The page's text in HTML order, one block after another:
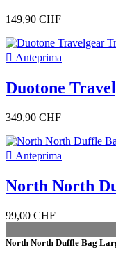
L 2
M 3
S 1
annata
2025
2026
7
2022 7
2024
2021
2020 2
149,90 CHF
 Anteprima
Duotone
349,90 CHF
 Anteprima
North North
99,00 CHF
North North Duffle Bag